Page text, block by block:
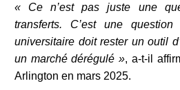
« Ce n’est pas juste une
transferts. C’est une
universitaire doit rester un outil
un marché dérégulé », a-t-il
Arlington en mars 2025.